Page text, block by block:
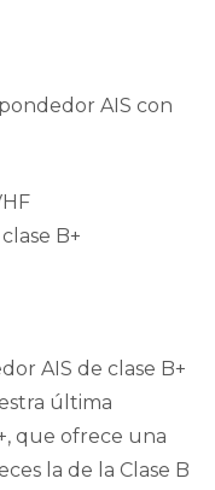
AIS con
B+
AIS de clase B+
última
que ofrece una
la de la Clase B